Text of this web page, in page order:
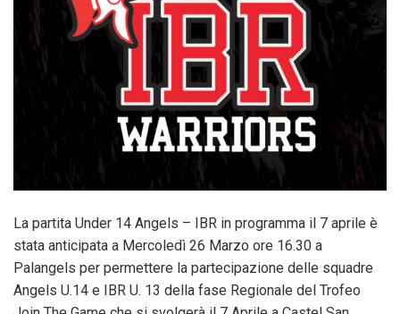
La partita Under 14 Angels – IBR in programma il 7 aprile è
stata anticipata a Mercoledì 26 Marzo ore 16.30 a
Palangels per permettere la partecipazione delle squadre
Angels U.14 e IBR U. 13 della fase Regionale del Trofeo